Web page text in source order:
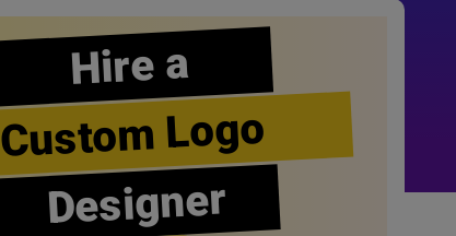
Hire a
Custom Logo
Designer